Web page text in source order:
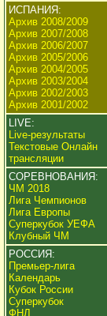
ИСПАНИЯ:
Архив 2008/2009
Архив 2007/2008
Архив 2006/2007
Архив 2005/2006
Архив 2004/2005
Архив 2003/2004
Архив 2002/2003
Архив 2001/2002
LIVE:
Live-результаты
Текстовые Онлайн
трансляции
СОРЕВНОВАНИЯ:
ЧМ 2018
Лига Чемпионов
Лига Европы
Суперкубок УЕФА
Клубный ЧМ
РОССИЯ:
Премьер-лига
Календарь
Кубок России
Суперкубок
ФНЛ